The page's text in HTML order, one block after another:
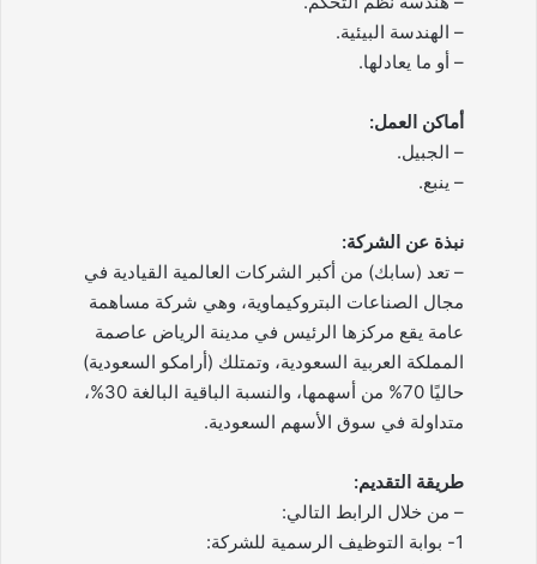
– الهندسة البيئية.
– أو ما يعادلها.
أماكن العمل:
– الجبيل.
– ينبع.
نبذة عن الشركة:
– تعد (سابك) من أكبر الشركات العالمية القيادية في
مجال الصناعات البتروكيماوية، وهي شركة مساهمة
عامة يقع مركزها الرئيس في مدينة الرياض عاصمة
المملكة العربية السعودية، وتمتلك (أرامكو السعودية)
حاليًا 70% من أسهمها، والنسبة الباقية البالغة 30%،
متداولة في سوق الأسهم السعودية.
طريقة التقديم:
– من خلال الرابط التالي:
1- بوابة التوظيف الرسمية للشركة: